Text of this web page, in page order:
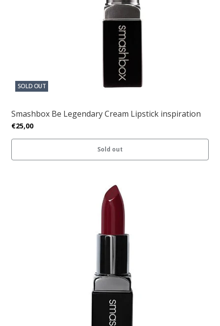
SOLD OUT
Smashbox Be Legendary Cream Lipstick inspiration
€25,00
Sold out